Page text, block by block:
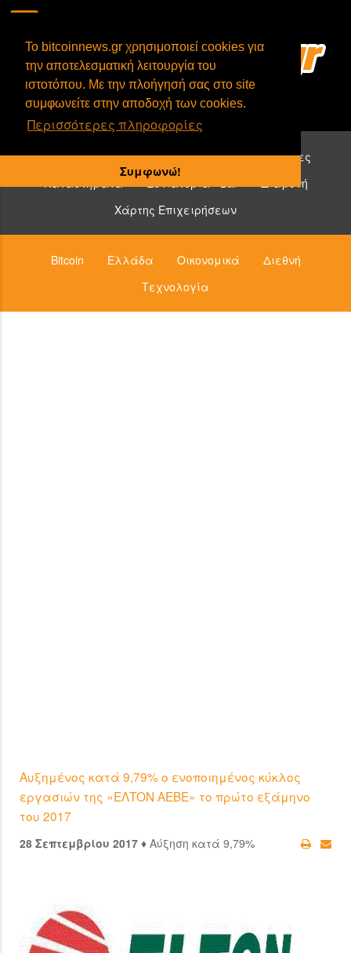
To bitcoinnews.gr χρησιμοποιεί cookies για
την αποτελεσματική λειτουργία του
ιστοτόπου. Με την πλοήγησή σας στο site
συμφωνείτε στην αποδοχή των cookies.
Περισσότερες πληροφορίες
Συμφωνώ!
Επιχειρήσεις που δέχονται bitcoin:
Υπηρεσίες
Καταστήματα
Εστιατόρια - Bar
Διαμονή
Χάρτης Επιχειρήσεων
Bitcoin Ελλάδα Οικονομικά
Διεθνή
Τεχνολογία
Αυξημένος κατά 9,79% ο ενοποιημένος κύκλος
εργασιών της «ΕΛΤΟΝ ΑΕΒΕ» το πρώτο εξάμηνο
του 2017
28 Σεπτεμβρίου 2017 ♦ Αύξηση κατά 9,79%